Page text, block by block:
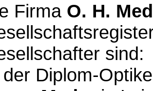
Firma O. H.
sind:
Diplom-